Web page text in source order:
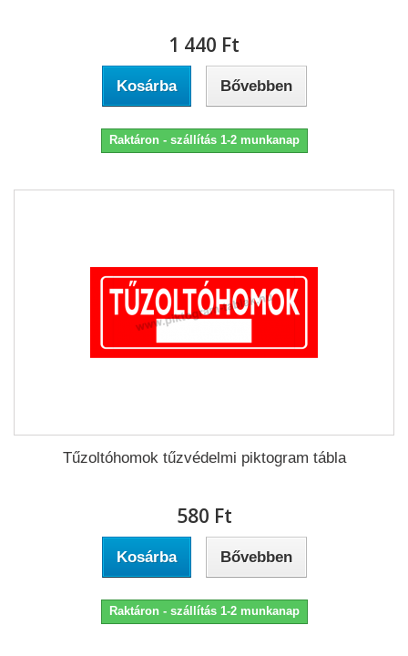
1 440 Ft‎
Kosárba Bővebben
Raktáron - szállítás 1-2 munkanap
Tűzoltóhomok tűzvédelmi piktogram tábla
580 Ft‎
Kosárba Bővebben
Raktáron - szállítás 1-2 munkanap